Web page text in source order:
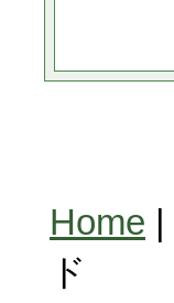
Home |
ド